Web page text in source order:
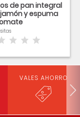
de pan integral
y espuma
VALES AHORRO